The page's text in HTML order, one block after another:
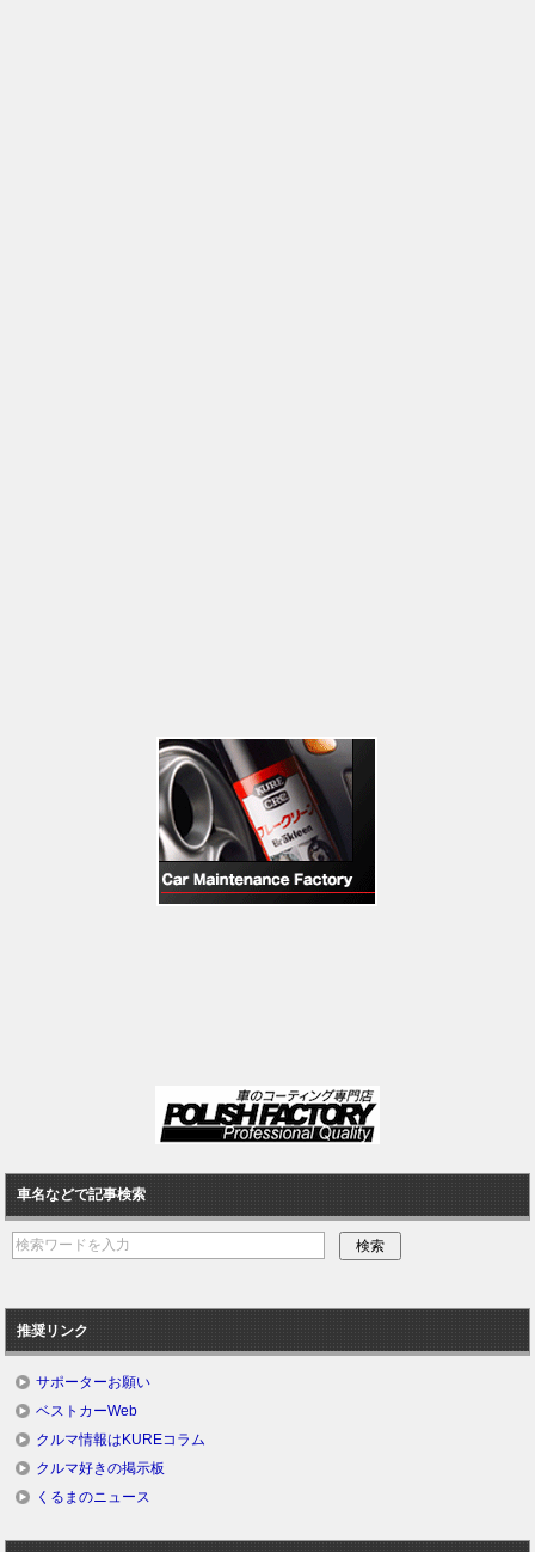
車名などで記事検索
推奨リンク
サポーターお願い
ベストカーWeb
クルマ情報はKUREコラム
クルマ好きの掲示板
くるまのニュース